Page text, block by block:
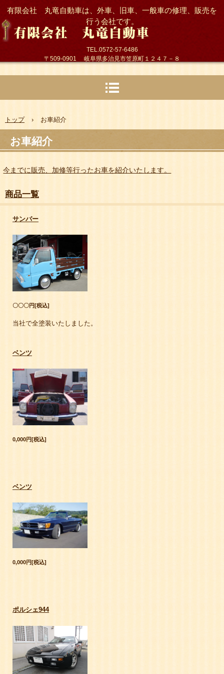
有限会社 丸竜自動車は、外車、旧車、一般車の修理、販売を
行う会社です。
TEL.0572-57-6486
〒509-0901 岐阜県多治見市笠原町１２４７－８
トップ › お車紹介
お車紹介
今までに販売、加修等行ったお車を紹介いたします。
商品一覧
サンバー
〇〇〇円[税込]
当社で全塗装いたしました。
ベンツ
0,000円[税込]
ベンツ
0,000円[税込]
ポルシェ944